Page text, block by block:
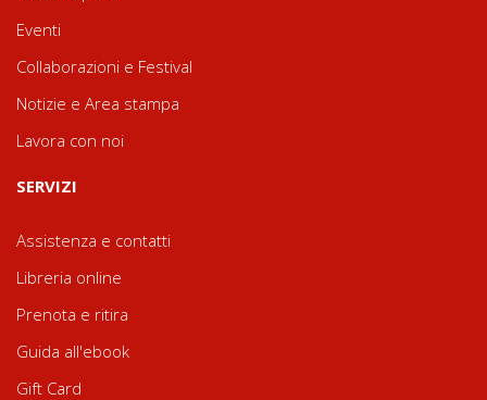
Eventi
Collaborazioni e Festival
Notizie e Area stampa
Lavora con noi
SERVIZI
Assistenza e contatti
Libreria online
Prenota e ritira
Guida all'ebook
Gift Card